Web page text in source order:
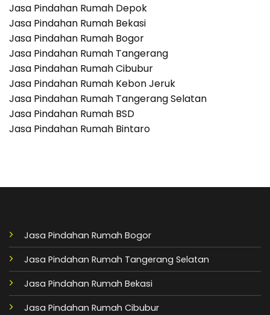
Jasa Pindahan Rumah Depok
Jasa Pindahan Rumah Bekasi
Jasa Pindahan Rumah Bogor
Jasa Pindahan Rumah Tangerang
Jasa Pindahan Rumah Cibubur
Jasa Pindahan Rumah Kebon Jeruk
Jasa Pindahan Rumah Tangerang Selatan
Jasa Pindahan Rumah BSD
Jasa Pindahan Rumah Bintaro
Jasa Pindahan Rumah Bogor
Jasa Pindahan Rumah Tangerang Selatan
Jasa Pindahan Rumah Bekasi
Jasa Pindahan Rumah Cibubur